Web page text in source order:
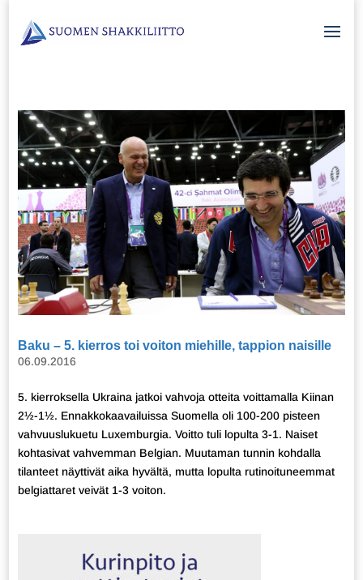
Baku – 5. kierros toi voiton miehille, tappion naisille
06.09.2016
5. kierroksella Ukraina jatkoi vahvoja otteita voittamalla Kiinan
2½-1½. Ennakkokaavailuissa Suomella oli 100-200 pisteen
vahvuuslukuetu Luxemburgia. Voitto tuli lopulta 3-1. Naiset
kohtasivat vahvemman Belgian. Muutaman tunnin kohdalla
tilanteet näyttivät aika hyvältä, mutta lopulta rutinoituneemmat
belgiattaret veivät 1-3 voiton.